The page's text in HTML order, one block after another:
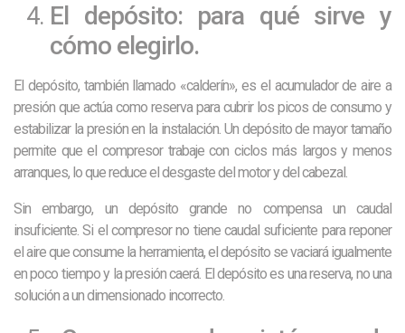
El depósito: para qué sirve y
cómo elegirlo.
El depósito, también llamado «calderín», es el acumulador de aire a
presión que actúa como reserva para cubrir los picos de consumo y
estabilizar la presión en la instalación. Un depósito de mayor tamaño
permite que el compresor trabaje con ciclos más largos y menos
arranques, lo que reduce el desgaste del motor y del cabezal.
Sin embargo, un depósito grande no compensa un caudal
insuficiente. Si el compresor no tiene caudal suficiente para reponer
el aire que consume la herramienta, el depósito se vaciará igualmente
en poco tiempo y la presión caerá. El depósito es una reserva, no una
solución a un dimensionado incorrecto.